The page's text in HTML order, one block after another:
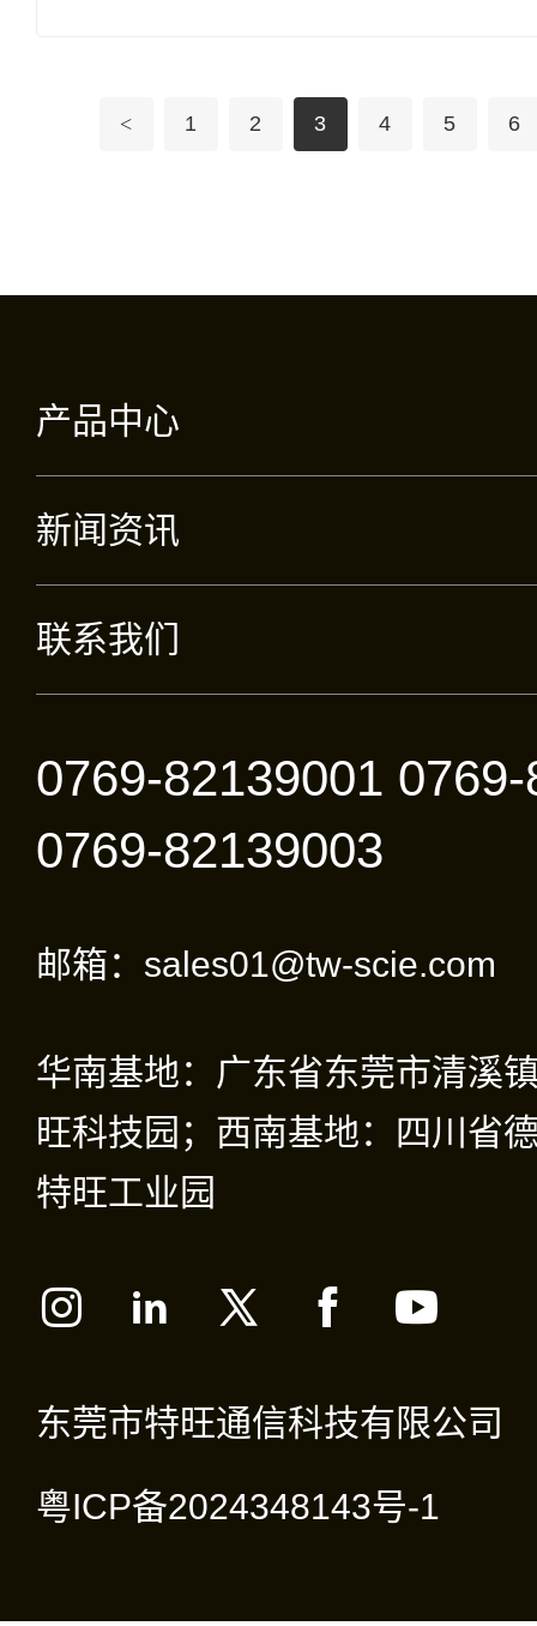
< 1 2 3 4 5 6
产品中心
新闻资讯
联系我们
0769-82139001
0769-82139003
邮箱：sales01@tw-scie.com
华南基地：广东省东莞市清溪
旺科技园；西南基地：四川省
特旺工业园
东莞市特旺通信科技有限公司
粤ICP备2024348143号-1